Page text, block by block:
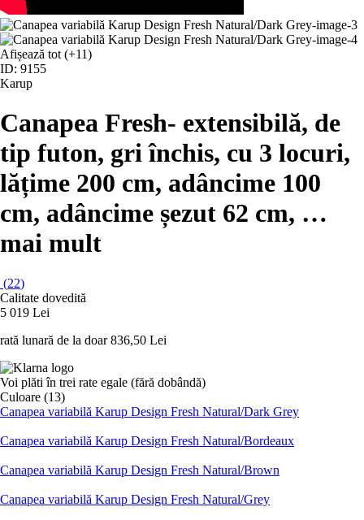
Afișează tot (+11)
ID: 9155
Karup
Canapea Fresh- extensibilă, de
tip futon, gri închis, cu 3 locuri,
lățime 200 cm, adâncime 100
cm, adâncime șezut 62 cm, …
mai mult
(22)
Calitate dovedită
5 019 Lei
rată lunară de la doar 836,50 Lei
Voi plăti în trei rate egale (fără dobândă)
Culoare (13)
Canapea variabilă Karup Design Fresh Natural/Dark Grey
Canapea variabilă Karup Design Fresh Natural/Bordeaux
Canapea variabilă Karup Design Fresh Natural/Brown
Canapea variabilă Karup Design Fresh Natural/Grey